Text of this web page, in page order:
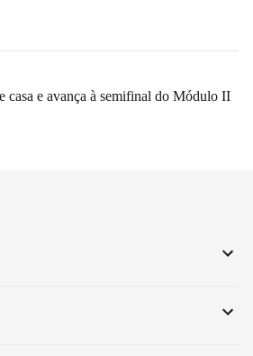
casa e avança à semifinal do Módulo II